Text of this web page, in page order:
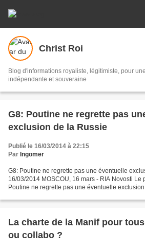
Christ Roi
Blog d'informations royaliste, légitimiste, pour
indépendante et souveraine
G8: Poutine ne regrette pas
exclusion de la Russie
Publié le 16/03/2014 à 22:15
Par Ingomer
G8: Poutine ne regrette pas une éventuelle
16/03/2014 MOSCOU, 16 mars - RIA Novosti Le
Poutine ne regrette pas une éventuelle
La charte de la Manif pour
ou collabo ?